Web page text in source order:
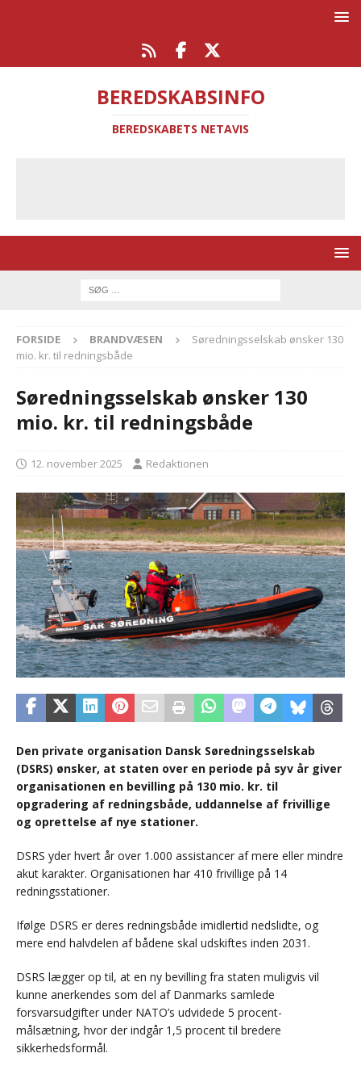
BEREDSKABSINFO
BEREDSKABETS NETAVIS
FORSIDE BRANDVÆSEN
Søredningsselskab ønsker 130
mio. kr. til redningsbåde
Søredningsselskab ønsker 130
mio. kr. til redningsbåde
12. november 2025 Redaktionen
Den private organisation Dansk Søredningsselskab
(DSRS) ønsker, at staten over en periode på syv år giver
organisationen en bevilling på 130 mio. kr. til
opgradering af redningsbåde, uddannelse af frivillige
og oprettelse af nye stationer.
DSRS yder hvert år over 1.000 assistancer af mere eller mindre
akut karakter. Organisationen har 410 frivillige på 14
redningsstationer.
Ifølge DSRS er deres redningsbåde imidlertid nedslidte, og
mere end halvdelen af bådene skal udskiftes inden 2031.
DSRS lægger op til, at en ny bevilling fra staten muligvis vil
kunne anerkendes som del af Danmarks samlede
forsvarsudgifter under NATO’s udvidede 5 procent-
målsætning, hvor der indgår 1,5 procent til bredere
sikkerhedsformål.